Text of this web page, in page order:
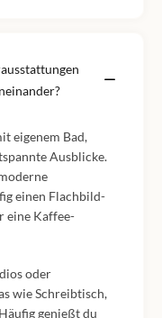
eigenem Bad,
Ausblicke.
einen Flachbild-
eine Kaffee-
oder
wie Schreibtisch,
genießt du